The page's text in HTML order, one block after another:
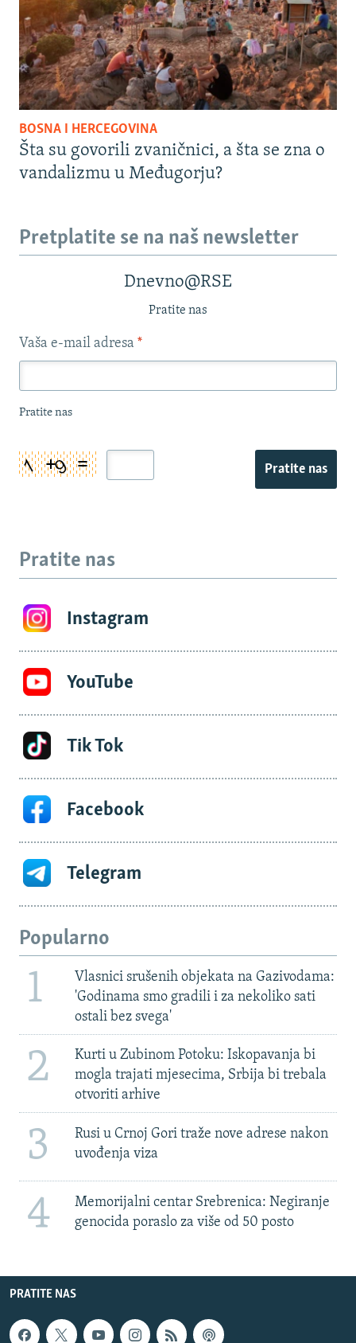
BOSNA I HERCEGOVINA
Šta su govorili zvaničnici, a šta se zna o
vandalizmu u Međugorju?
Pretplatite se na naš newsletter
Dnevno@RSE
Pratite nas
Vaša e-mail adresa *
Pratite nas
Pratite nas
Pratite nas
Instagram
YouTube
Tik Tok
Facebook
Telegram
Popularno
1
Vlasnici srušenih objekata na Gazivodama:
'Godinama smo gradili i za nekoliko sati
ostali bez svega'
2
Kurti u Zubinom Potoku: Iskopavanja bi
mogla trajati mjesecima, Srbija bi trebala
otvoriti arhive
3
Rusi u Crnoj Gori traže nove adrese nakon
uvođenja viza
4
Memorijalni centar Srebrenica: Negiranje
genocida poraslo za više od 50 posto
PRATITE NAS